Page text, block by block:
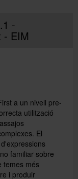
-
- EIM
a un nivell pre-
utilització
El
familiar sobre
temes més
i produir